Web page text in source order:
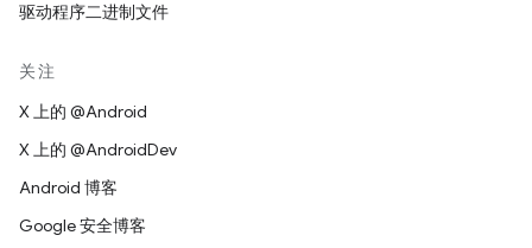
驱动程序二进制文件
关注
X 上的 @Android
X 上的 @AndroidDev
Android 博客
Google 安全博客